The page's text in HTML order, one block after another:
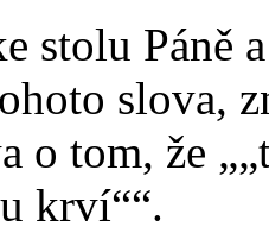
stolu Páně
slova,
o tom, že
krví“ .